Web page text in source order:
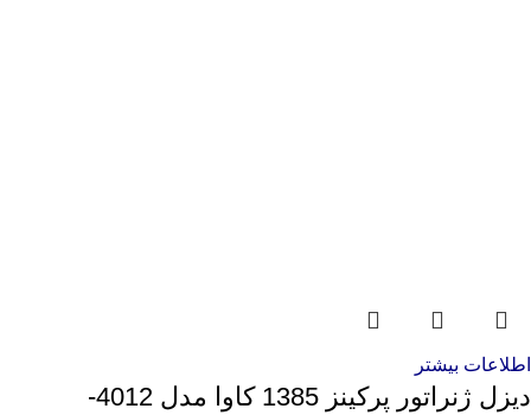
اطلاعات بیشتر
دیزل ژنراتور پرکینز 1385 کاوا مدل 4012-